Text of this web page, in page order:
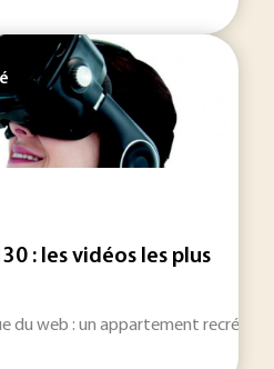
: les vidéos les plus
du web : un appartement recréé